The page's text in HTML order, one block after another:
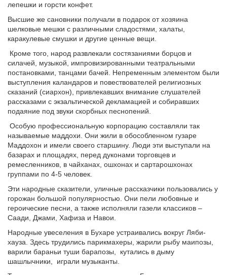
лепешки и горсти конфет.
Высшие же сановники получали в подарок от хозяина
шелковые мешки с различными сладостями, халаты,
каракулевые смушки и другие ценные вещи.
Кроме того, народ развлекали состязаниями борцов и
силачей, музыкой, импровизированными театральными
постановками, танцами бачей. Непременным элементом были
выступления каландаров и повествователей религиозных
сказаний (сиархон), привлекавших внимание слушателей
рассказами с экзальтической декламацией и собиравших
подаяние под звуки скорбных песнопений.
Особую профессиональную корпорацию составляли так
называемые маддохи. Они жили в обособленном гузаре
Маддохон и имели своего старшину. Люди эти выступали на
базарах и площадях, перед дуконами торговцев и
ремесленников, в чайханах, ошхонах и сартарошхонах
группами по 4-5 человек.
Эти народные сказители, уличные рассказчики пользовались у
горожан большой популярностью. Они пели любовные и
героические песни, а также исполняли газели классиков –
Саади, Джами, Хафиза и Навои.
Народные увеселения в Бухаре устраивались вокруг Ляби-
хауза. Здесь трудились парикмахеры, жарили рыбу маипозы,
варили бараньи туши барапозы, кутались в дыму
шашлычники, играли музыканты.